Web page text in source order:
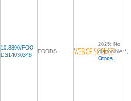
10.3390/FOO
DS14030348
FOODS
2025: No
disponible**,
Otros